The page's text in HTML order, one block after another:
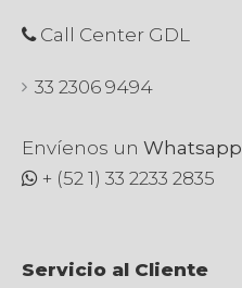
Call Center GDL
33 2306 9494
Envíenos un Whatsapp
+ (52 1) 33 2233 2835
Servicio al Cliente